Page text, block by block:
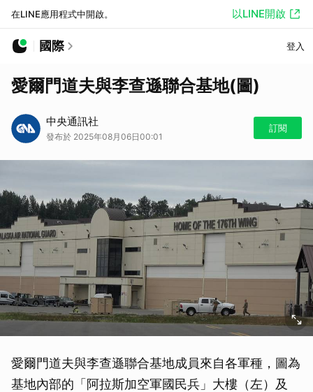
在LINE應用程式中開啟。 以LINE開啟
國際 登入
愛爾門道夫與李查遜聯合基地(圖)
中央通訊社
發布於 2025年08月06日00:01
訂閱
愛爾門道夫與李查遜聯合基地成員來自各軍種，圖為
基地內部的「阿拉斯加空軍國民兵」大樓（左）及